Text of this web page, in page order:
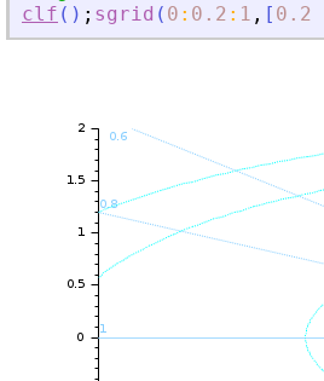
clf ( ) ; sgrid ( 0 : 0.2 : 1 , [ 0.2